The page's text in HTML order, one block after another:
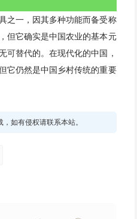
之一，因其多种功能而备受称
但它确实是中国农业的基本元
可替代的。在现代化的中国，
它仍然是中国乡村传统的重要
如有侵权请联系本站。